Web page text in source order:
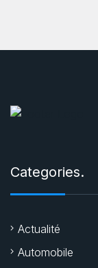
Categories.
Actualité
Automobile